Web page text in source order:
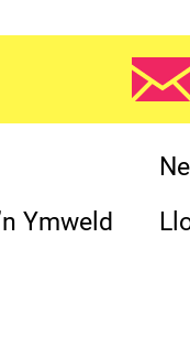
Safle
Ymweld